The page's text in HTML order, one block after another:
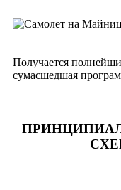
Получается
сумасшедшая